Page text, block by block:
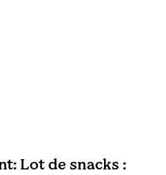
Lot de snacks :